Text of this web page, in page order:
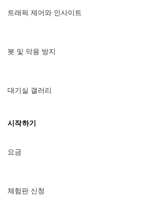
트래픽 제어와 인사이트
봇 및 악용 방지
대기실 갤러리
시작하기
요금
체험판 신청